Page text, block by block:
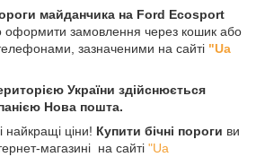
майданчика на Ford Ecosport
оформити замовлення через кошик або
зазначеними на сайті "Ua
України здійснюється
Нова пошта.
найкращі ціни! Купити бічні пороги ви
магазині на сайті "Ua